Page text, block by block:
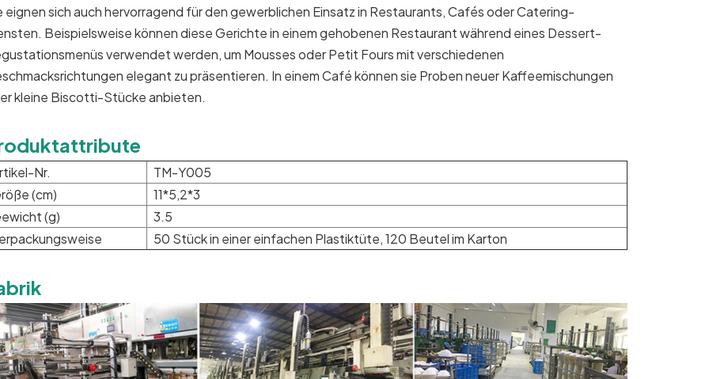
eignen sich auch hervorragend für den gewerblichen Einsatz in Restaurants, Cafés oder Catering-
Beispielsweise können diese Gerichte in einem gehobenen Restaurant während eines Dessert-
verwendet werden, um Mousses oder Petit Fours mit verschiedenen
elegant zu präsentieren. In einem Café können sie Proben neuer Kaffeemischungen
kleine Biscotti-Stücke anbieten.
Nr.
TM-Y005
(cm)
11*5,2*3
(g)
3.5
50 Stück in einer einfachen Plastiktüte, 120 Beutel im Karton